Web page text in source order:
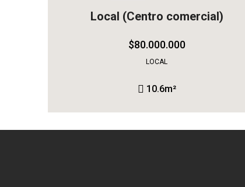
Local (Centro comercial)
$80.000.000
LOCAL
10.6m²